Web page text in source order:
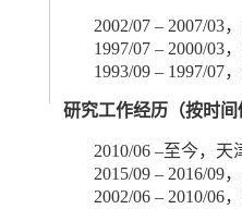
2002/07 – 2007/03
1997/07 – 2000/03
1993/09 – 1997/07
研究工作经历（按时间
2010/06 –至今，天
2015/09 – 2016/09
2002/06 – 2010/06